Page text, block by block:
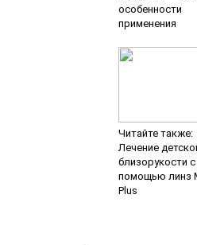
особенности
применения
Читайте также:
Лечение
близорукости с
помощью линз
Plus